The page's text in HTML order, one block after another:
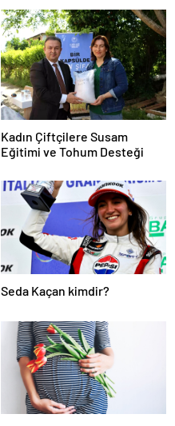
Kadın Çiftçilere Susam
Eğitimi ve Tohum Desteği
Seda Kaçan kimdir?